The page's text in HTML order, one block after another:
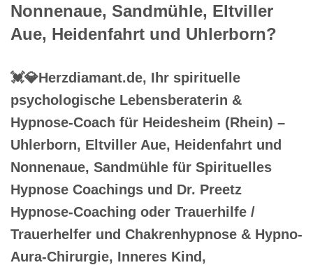
Nonnenaue, Sandmühle, Eltviller
Aue, Heidenfahrt und Uhlerborn?
💓️💎Herzdiamant.de, Ihr spirituelle
psychologische Lebensberaterin &
Hypnose-Coach für Heidesheim (Rhein) –
Uhlerborn, Eltviller Aue, Heidenfahrt und
Nonnenaue, Sandmühle für Spirituelles
Hypnose Coachings und Dr. Preetz
Hypnose-Coaching oder Trauerhilfe /
Trauerhelfer und Chakrenhypnose & Hypno-
Aura-Chirurgie, Inneres Kind,